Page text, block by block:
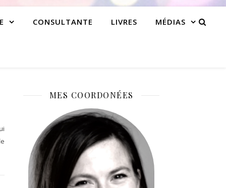
CONSULTANTE LIVRES MÉDIAS
MES COORDONÉES